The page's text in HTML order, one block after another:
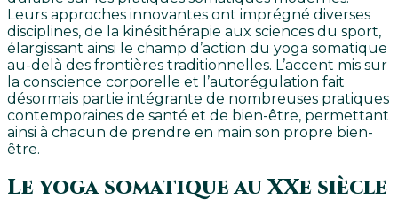
Leurs approches innovantes ont imprégné diverses
disciplines, de la kinésithérapie aux sciences du sport,
élargissant ainsi le champ d’action du yoga somatique
au-delà des frontières traditionnelles. L’accent mis sur
la conscience corporelle et l’autorégulation fait
désormais partie intégrante de nombreuses pratiques
contemporaines de santé et de bien-être, permettant
ainsi à chacun de prendre en main son propre bien-
être.
Le yoga somatique au XXe siècle